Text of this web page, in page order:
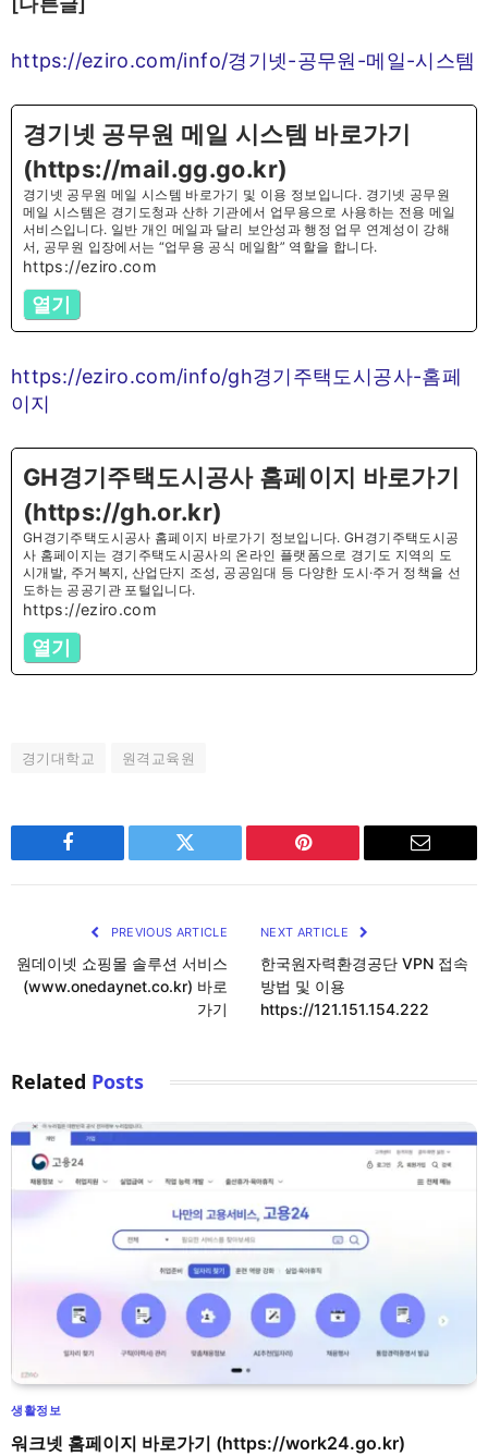
https://eziro.com/info/경기넷-공무원-메일-시스템
경기넷 공무원 메일 시스템 바로가기
(https://mail.gg.go.kr)
경기넷 공무원 메일 시스템 바로가기 및 이용 정보입니다. 경기넷 공무원
메일 시스템은 경기도청과 산하 기관에서 업무용으로 사용하는 전용 메일
서비스입니다. 일반 개인 메일과 달리 보안성과 행정 업무 연계성이 강해
서, 공무원 입장에서는 “업무용 공식 메일함” 역할을 합니다.
https://eziro.com
열기
https://eziro.com/info/gh경기주택도시공사-홈페
이지
GH경기주택도시공사 홈페이지 바로가기
(https://gh.or.kr)
GH경기주택도시공사 홈페이지 바로가기 정보입니다. GH경기주택도시공
사 홈페이지는 경기주택도시공사의 온라인 플랫폼으로 경기도 지역의 도
시개발, 주거복지, 산업단지 조성, 공공임대 등 다양한 도시·주거 정책을 선
도하는 공공기관 포털입니다.
https://eziro.com
열기
경기대학교 원격교육원
Facebook Twitter Pinterest Email
PREVIOUS ARTICLE
원데이넷 쇼핑몰 솔루션 서비스
(www.onedaynet.co.kr) 바로
가기
NEXT ARTICLE
한국원자력환경공단 VPN 접속
방법 및 이용
https://121.151.154.222
Related Posts
생활정보
워크넷 홈페이지 바로가기 (https://work24.go.kr)